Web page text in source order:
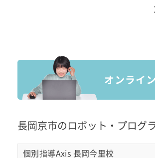
長岡京市のロボット・プログ
個別指導Axis 長岡今里校